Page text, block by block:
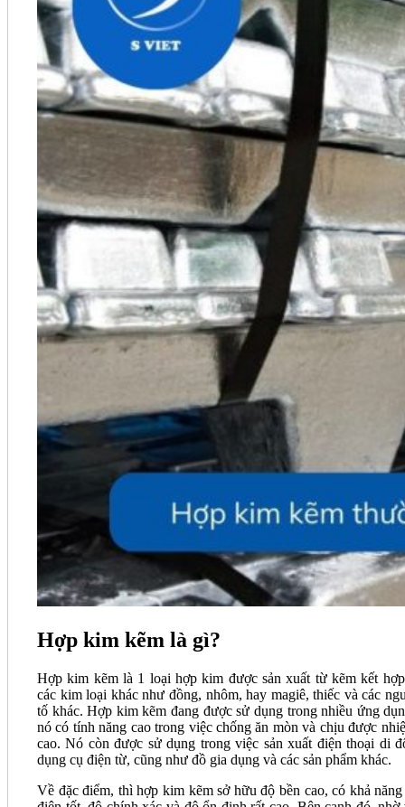
Hợp kim kẽm là gì?
Hợp kim kẽm là 1 loại hợp kim được sản xuất từ kẽm kết
các kim loại khác như đồng, nhôm, hay magiê, thiếc và các
tố khác. Hợp kim kẽm đang được sử dụng trong nhiều ứng
nó có tính năng cao trong việc chống ăn mòn và chịu được
cao. Nó còn được sử dụng trong việc sản xuất điện thoại di
dụng cụ điện từ, cũng như đồ gia dụng và các sản phẩm khác.
Về đặc điểm, thì hợp kim kẽm sở hữu độ bền cao, có khả năng